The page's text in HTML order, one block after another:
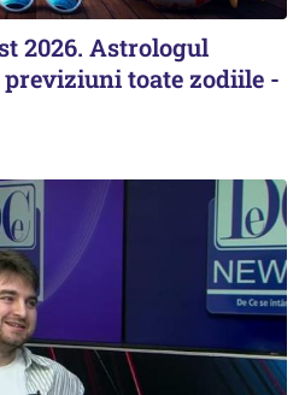
2026. Astrologul
toate zodiile -